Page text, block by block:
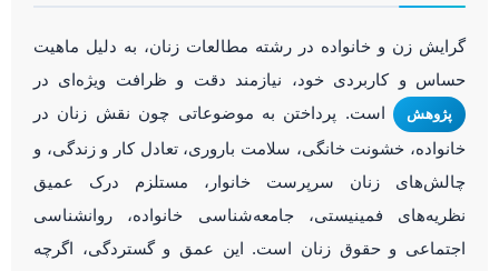
گرایش زن و خانواده در رشته مطالعات زنان، به دلیل ماهیت
حساس و کاربردی خود، نیازمند دقت و ظرافت ویژه‌ای در
پژوهش
است. پرداختن به موضوعاتی چون نقش زنان در
خانواده، خشونت خانگی، سلامت باروری، تعادل کار و زندگی، و
چالش‌های زنان سرپرست خانوار، مستلزم درک عمیق
نظریه‌های فمینیستی، جامعه‌شناسی خانواده، روانشناسی
اجتماعی و حقوق زنان است. این عمق و گستردگی، اگرچه